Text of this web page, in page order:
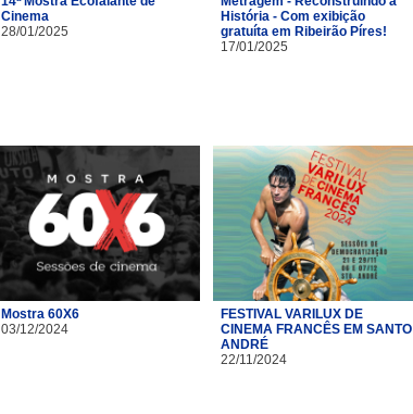
Cinema
28/01/2025
História - Com exibição
gratuíta em Ribeirão Píres!
17/01/2025
Mostra 60X6
03/12/2024
FESTIVAL VARILUX DE
CINEMA FRANCÊS EM SANTO
ANDRÉ
22/11/2024